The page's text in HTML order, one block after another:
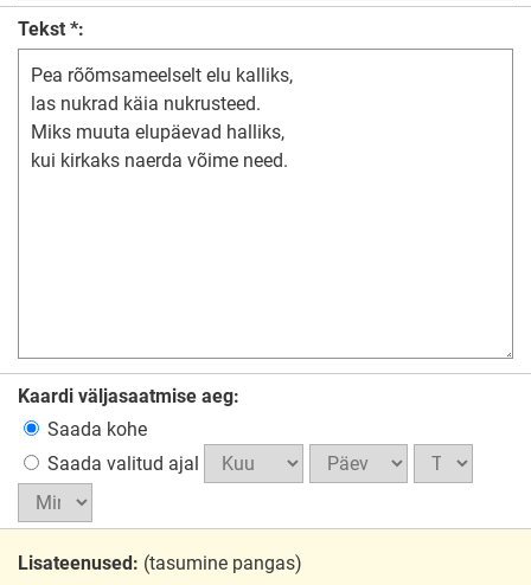
Tekst *:
Kaardi väljasaatmise aeg:
Saada kohe
Saada valitud ajal
Lisateenused: (tasumine pangas)